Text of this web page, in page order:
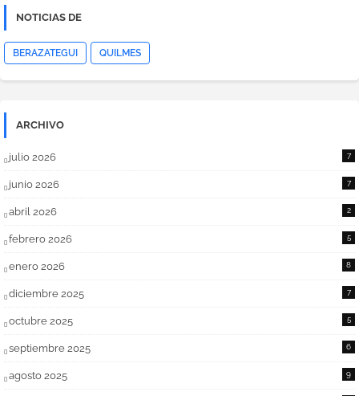
NOTICIAS DE
BERAZATEGUI QUILMES
ARCHIVO
julio 2026 7
junio 2026 7
abril 2026 2
febrero 2026 5
enero 2026 8
diciembre 2025 7
octubre 2025 5
septiembre 2025 6
agosto 2025 9